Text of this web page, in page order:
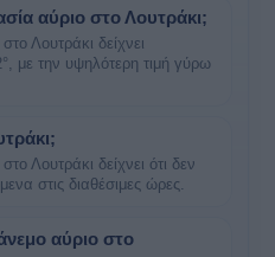
αύριο στο Λουτράκι;
Λουτράκι δείχνει
με την υψηλότερη τιμή γύρω
Λουτράκι δείχνει ότι δεν
στις διαθέσιμες ώρες.
αύριο στο